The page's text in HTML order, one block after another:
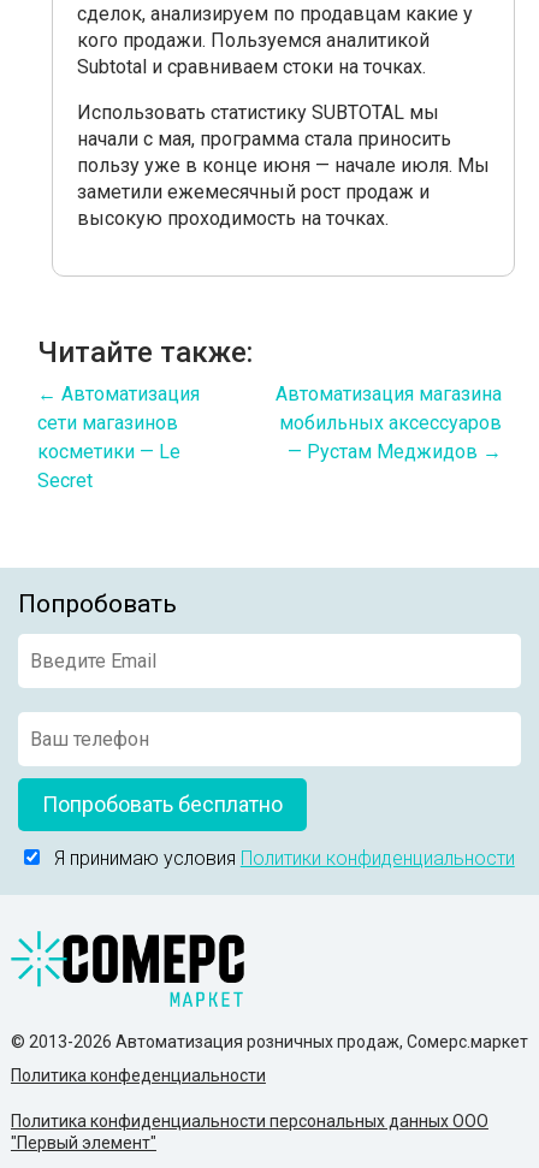
сделок, анализируем по продавцам какие у
кого продажи. Пользуемся аналитикой
Subtotal и сравниваем стоки на точках.
Использовать статистику SUBTOTAL мы
начали с мая, программа стала приносить
пользу уже в конце июня — начале июля. Мы
заметили ежемесячный рост продаж и
высокую проходимость на точках.
Читайте также:
← Автоматизация
сети магазинов
косметики — Le
Secret
Автоматизация магазина
мобильных аксессуаров
— Рустам Меджидов →
Попробовать
Попробовать бесплатно
Я принимаю условия Политики конфиденциальности
© 2013-2026 Автоматизация розничных продаж, Сомерс.маркет
Политика конфеденциальности
Политика конфиденциальности персональных данных ООО
"Первый элемент"